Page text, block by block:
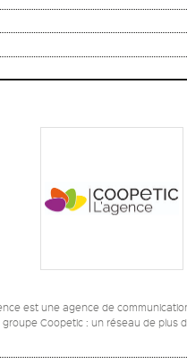
est une agence de
groupe Coopetic : un réseau de plus